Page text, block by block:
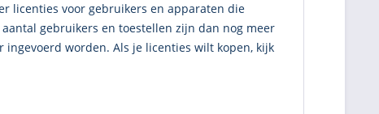
licenties voor gebruikers en apparaten die
gebruikers en toestellen zijn dan nog meer
worden. Als je licenties wilt kopen, kijk